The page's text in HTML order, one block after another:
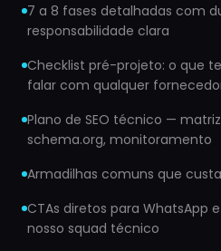
7 a 8 fases detalhadas com
responsabilidade clara
Checklist pré-projeto: o que
falar com qualquer
Plano de SEO técnico —
schema.org, monitoramento
Armadilhas comuns que
CTAs diretos para WhatsApp
nosso squad técnico